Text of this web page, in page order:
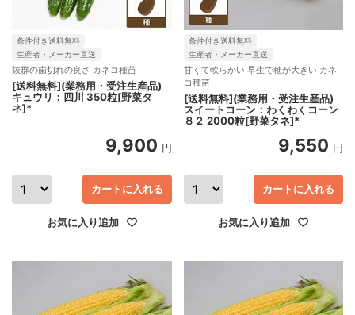
条件付き送料無料
生産者・メーカー直送
抜群の歯切れの良さ カネコ種苗
[送料無料](業務用・受注生産品)
キュウリ：四川 350粒[野菜タ
ネ]*
9,900 円
カートに入れる
お気に入り追加
条件付き送料無料
生産者・メーカー直送
甘くて軟らかい 早生で穂が大きい カネ
コ種苗
[送料無料](業務用・受注生産品)
スイートコーン：わくわくコーン
８２ 2000粒[野菜タネ]*
9,550 円
カートに入れる
お気に入り追加